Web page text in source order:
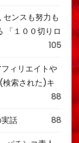
ンスも努力も
「１００切りロ
105
ィリエイトや
索された)キ
88
話 88